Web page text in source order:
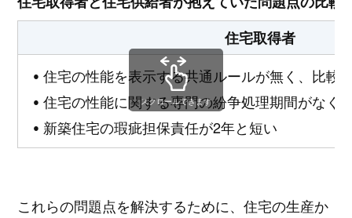
住宅取得者
住宅の性能を表示する共通ルールが無く、比較
住宅の性能に関する専門の紛争処理期間がなく
新築住宅の瑕疵担保責任が2年と短い
スクロールできます
これらの問題点を解決するために、住宅の生産か